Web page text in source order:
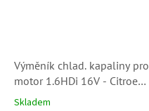
Výměník chlad. kapaliny pro
motor 1.6HDi 16V - Citroen
Berlingo, C2, C3, C4, C4
Skladem